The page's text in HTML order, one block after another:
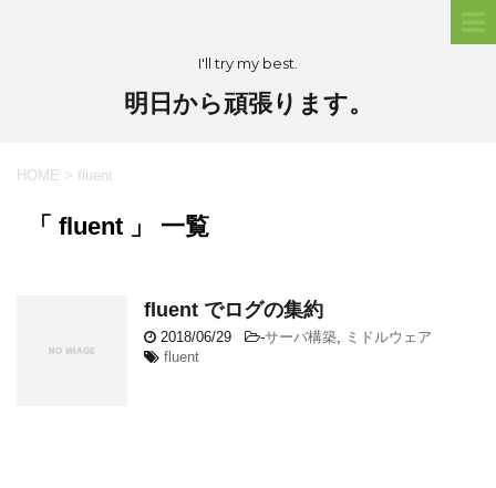
I'll try my best.
明日から頑張ります。
HOME > fluent
「 fluent 」 一覧
fluent でログの集約
2018/06/29 -サーバ構築
ミドルウェア
fluent